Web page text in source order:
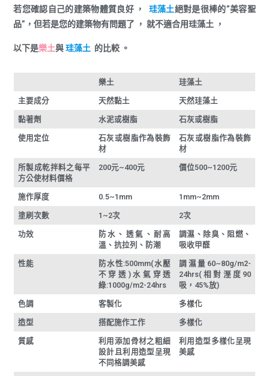
若您確認自己的建築物體質良好 ， 珪藻土絕對是很棒的”美容聖
品”，但若是您的建築物有問題了 ， 就不適合用珪藻土 ，
以下是樂土與珪藻土 的比較 。
樂土 珪藻土
主要成分 天然黏土 天然珪藻土
黏著劑 水泥或樹脂 石灰或樹脂
使用定位
石灰或樹脂作為裝飾
材
石灰或樹脂作為裝飾
材
所製成乾拌料之每平
方公使材料價格
200元~400元 價位500~1200元
施作厚度 0.5~1mm 1mm~2mm
塗刷次數 1~2次 2次
功效
防水、透氣、耐高
溫、抗拉列、防潮
調濕、除臭、阻燃、
吸收甲醛
性能
防水性:500mm(水壓
不穿透)水氣穿透
綠:1000g/m2-24hrs
調濕量60~80g/m2-
24hrs(相對溼度90
吸，45%放)
色調 客製化 多樣化
造型 搭配施作工作 多樣化
質感
利用添加骨材之粗細
設計且利用造型呈現
不同格調美感
利用造型多樣化呈現
美感